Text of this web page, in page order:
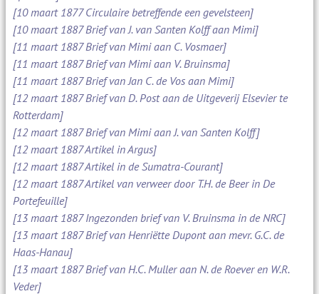
[10 maart 1877 Circulaire betreffende een gevelsteen]
[10 maart 1887 Brief van J. van Santen Kolff aan Mimi]
[11 maart 1887 Brief van Mimi aan C. Vosmaer]
[11 maart 1887 Brief van Mimi aan V. Bruinsma]
[11 maart 1887 Brief van Jan C. de Vos aan Mimi]
[12 maart 1887 Brief van D. Post aan de Uitgeverij Elsevier te
Rotterdam]
[12 maart 1887 Brief van Mimi aan J. van Santen Kolff]
[12 maart 1887 Artikel in Argus]
[12 maart 1887 Artikel in de Sumatra-Courant]
[12 maart 1887 Artikel van verweer door T.H. de Beer in De
Portefeuille]
[13 maart 1887 Ingezonden brief van V. Bruinsma in de NRC]
[13 maart 1887 Brief van Henriëtte Dupont aan mevr. G.C. de
Haas-Hanau]
[13 maart 1887 Brief van H.C. Muller aan N. de Roever en W.R.
Veder]